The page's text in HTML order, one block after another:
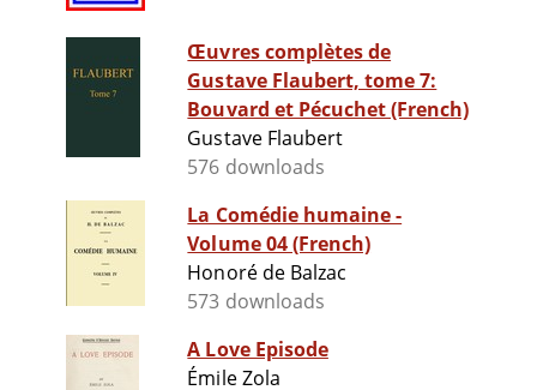
Œuvres complètes de
Gustave Flaubert, tome 7:
Bouvard et Pécuchet (French)
Gustave Flaubert
576 downloads
La Comédie humaine -
Volume 04 (French)
Honoré de Balzac
573 downloads
A Love Episode
Émile Zola